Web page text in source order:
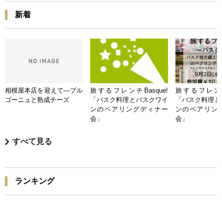
新着
相模屋本店を迎えて―ブル
ゴーニュと熟成チーズ
旅するフレンチBasque!
「バスク料理とバスクワイ
ンのペアリングディナー
会」
旅するフレン
「バスク料理
ンのペアリン
会」
すべて見る
ランキング